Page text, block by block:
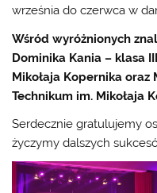
września do czerwca w
Wśród wyróżnionych
Dominika Kania – klasa
Mikołaja Kopernika oraz
Technikum im. Mikołaja
Serdecznie gratulujemy
życzymy dalszych